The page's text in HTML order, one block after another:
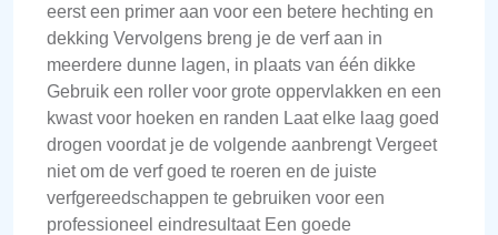
eerst een primer aan voor een betere hechting en
dekking Vervolgens breng je de verf aan in
meerdere dunne lagen, in plaats van één dikke
Gebruik een roller voor grote oppervlakken en een
kwast voor hoeken en randen Laat elke laag goed
drogen voordat je de volgende aanbrengt Vergeet
niet om de verf goed te roeren en de juiste
verfgereedschappen te gebruiken voor een
professioneel eindresultaat Een goede